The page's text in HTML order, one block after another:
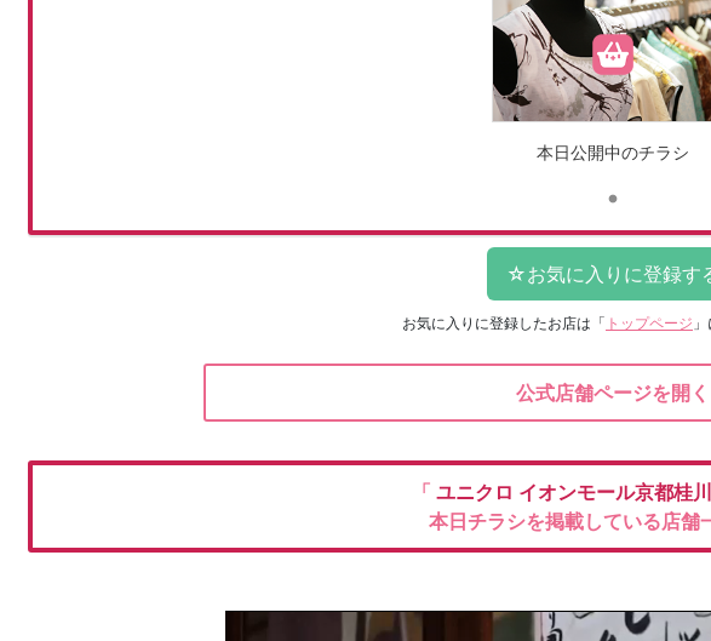
本日公開中のチラシ
お気に入りに登録したお店は 「 トップページ
公式店舗ページを開く
「 ユニクロ イオンモール京都桂
本日チラシを掲載している店舗